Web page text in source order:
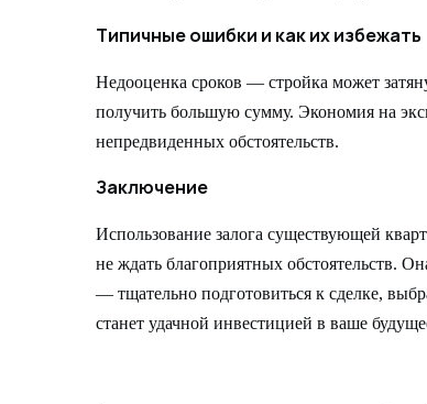
Типичные ошибки и как их избежать
Недооценка сроков — стройка может
получить большую сумму. Экономия на
непредвиденных обстоятельств.
Заключение
Использование залога существующей
не ждать благоприятных обстоятельств.
— тщательно подготовиться к сделке,
станет удачной инвестицией в ваше